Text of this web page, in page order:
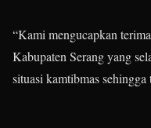
“Kami mengucapkan
Kabupaten Serang yang
situasi kamtibmas